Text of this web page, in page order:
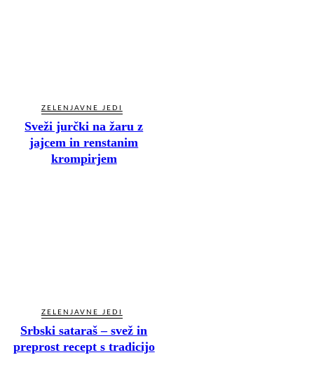
ZELENJAVNE JEDI
Sveži jurčki na žaru z
jajcem in renstanim
krompirjem
ZELENJAVNE JEDI
Srbski sataraš – svež in
preprost recept s tradicijo